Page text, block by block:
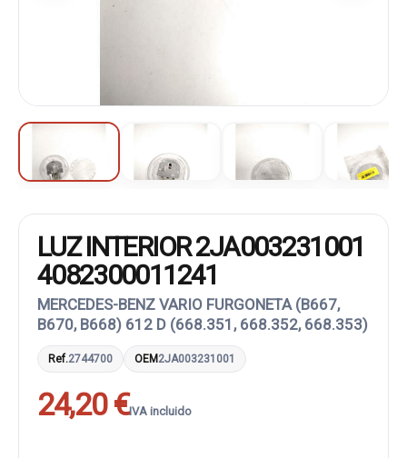
LUZ INTERIOR 2JA003231001
4082300011241
MERCEDES-BENZ VARIO FURGONETA (B667,
B670, B668) 612 D (668.351, 668.352, 668.353)
Ref.2744700 OEM2JA003231001
24,20 €IVA incluido